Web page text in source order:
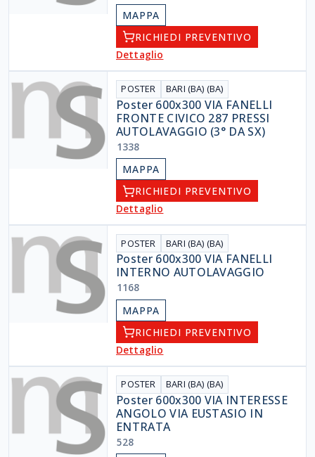
MAPPA
RICHIEDI PREVENTIVO
Dettaglio
POSTER BARI (BA) (BA)
Poster 600x300 VIA FANELLI
FRONTE CIVICO 287 PRESSI
AUTOLAVAGGIO (3° DA SX)
1338
MAPPA
RICHIEDI PREVENTIVO
Dettaglio
POSTER BARI (BA) (BA)
Poster 600x300 VIA FANELLI
INTERNO AUTOLAVAGGIO
1168
MAPPA
RICHIEDI PREVENTIVO
Dettaglio
POSTER BARI (BA) (BA)
Poster 600x300 VIA INTERESSE
ANGOLO VIA EUSTASIO IN
ENTRATA
528